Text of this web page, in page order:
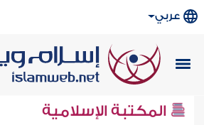
عربي
المكتبة الإسلامية